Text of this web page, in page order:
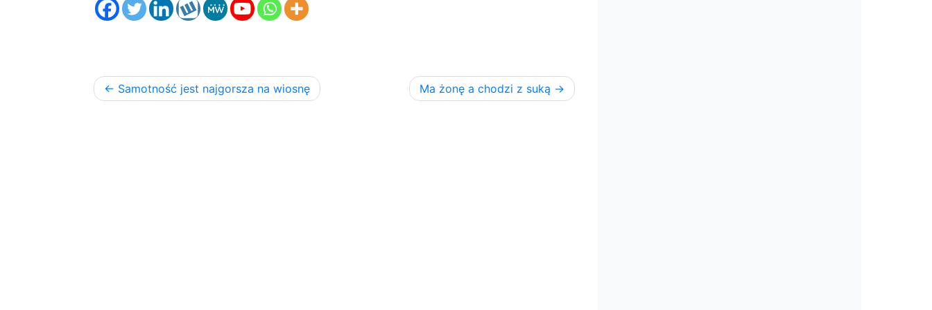
Nawigacja
po
Samotność jest najgorsza na wiosnę Ma żonę a chodzi z suką